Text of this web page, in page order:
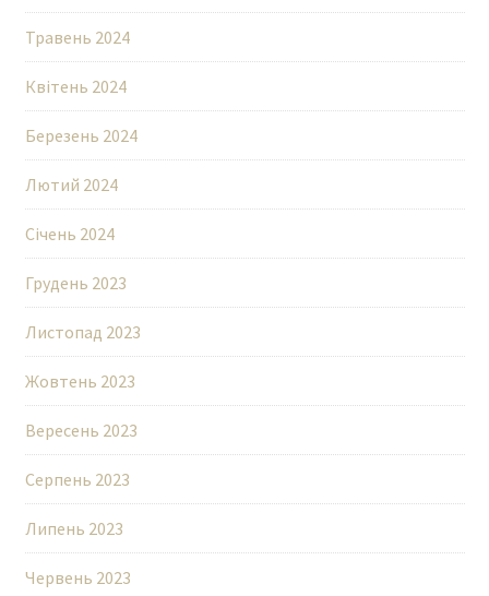
Травень 2024
Квітень 2024
Березень 2024
Лютий 2024
Січень 2024
Грудень 2023
Листопад 2023
Жовтень 2023
Вересень 2023
Серпень 2023
Липень 2023
Червень 2023